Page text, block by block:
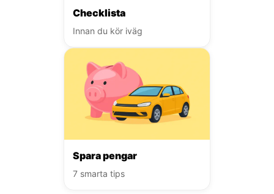
Checklista
Innan du kör iväg
Spara pengar
7 smarta tips